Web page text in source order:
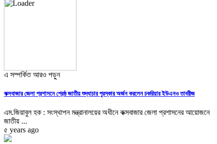
এ সম্পর্কিত আরও পড়ুন
কক্সবাজার জেলা প্রশাসনে শ্রেষ্ঠ জাতীয় শুদ্ধাচার পুরস্কার অর্জন করলেন চকরিয়ার ইউএনও তাবরীজ
এম.জিয়াবুল হক : সংস্থাপন মন্ত্রানালয়ের অধীনে কক্সবাজার জেলা প্রশাসনের আয়োজনে
জাতীয় ...
৫ years ago